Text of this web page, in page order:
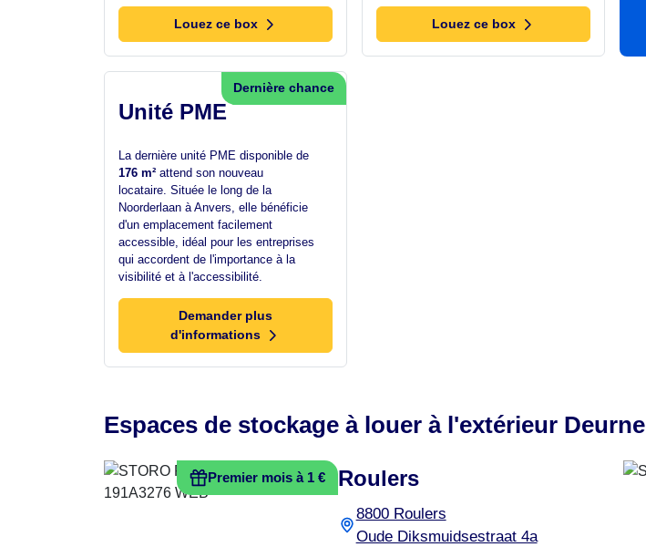
Louez ce box Louez ce box
Dernière chance
Unité PME
La dernière unité PME disponible de
176 m² attend son nouveau
locataire. Située le long de la
Noorderlaan à Anvers, elle bénéficie
d'un emplacement facilement
accessible, idéal pour les entreprises
qui accordent de l'importance à la
visibilité et à l'accessibilité.
Demander plus
d'informations
Espaces de stockage à louer à l'extérieur Deurne
Premier mois à 1 € Roulers
8800 Roulers
Oude Diksmuidsestraat 4a